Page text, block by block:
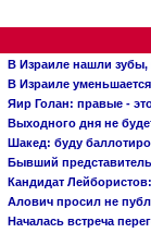
В Израиле нашли зубы,
В Израиле
Яир Голан: правые -
Выходного дня не
Шакед: буду
Бывший
Кандидат
Алович просил не
Началась встреча